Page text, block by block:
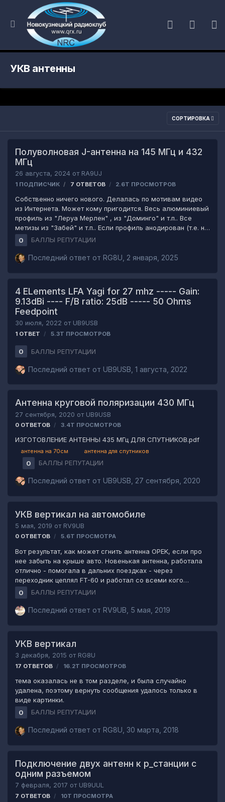
УКВ антенны
СОРТИРОВКА
Полуволновая J-антенна на 145 МГц и 432
МГц
26 августа, 2024 от RA9UJ
1 ПОДПИСЧИК 7 ОТВЕТОВ 2.6Т ПРОСМОТРОВ
Собственно ничего нового. Делалась по мотивам видео
из Интернета. Может кому пригодится. Весь алюминиевый
профиль из "Леруа Мерлен" , из "Доминго" и т.п.. Все
метизы из "Забей" и т.п.. Если профиль анодирован (т.е. не
"прозванивается" цешкой), то все контактные площадки
надо будет фанатично зачистить до голого алюминия.
Гроверные шайбы обязательны. Кузовные шайбы
приветствуются. Настоятельно рекомендую использовать
КСВ на 145 МГц в районе 1.05 КСВ на 432 МГц в районе 2.00
- т.е. как получилось, но работать можно. Пытался на 432
МГц подстроить…
Последний ответ от RG8U 2 января, 2025
0 БАЛЛЫ РЕПУТАЦИИ
4 ELements LFA Yagi for 27 mhz ----- Gain:
9.13dBi ---- F/B ratio: 25dB ----- 50 Ohms
Feedpoint
30 июля, 2022 от UB9USB
1 ОТВЕТ 5.3Т ПРОСМОТРОВ
Последний ответ от UB9USB 1 августа, 2022
0 БАЛЛЫ РЕПУТАЦИИ
Антенна круговой поляризации 430 МГц
27 сентября, 2020 от UB9USB
0 ОТВЕТОВ 3.4Т ПРОСМОТРОВ
ИЗГОТОВЛЕНИЕ АНТЕННЫ 435 МГц ДЛЯ СПУТНИКОВ.pdf
Последний ответ от UB9USB 27 сентября, 2020
антенна на 70см антенна для спутников
0 БАЛЛЫ РЕПУТАЦИИ
УКВ вертикал на автомобиле
5 мая, 2019 от RV9UB
0 ОТВЕТОВ 5.6Т ПРОСМОТРА
Вот результат, как может сгнить антенна OPEK, если про
нее забыть на крыше авто. Новенькая антенна, работала
отлично - помогала в дальних поездках - через
переходник цеплял FT-60 и работал со всеми кого
слышал на 144 и 430. Но последние года три вообще не
использовал - а вчера обнаружил, что там и
использовать уже нечего....кабель также прогнил весь -
до PL разъема. Так что ребята - будьте внимательнее,
Последний ответ от RV9UB 5 мая, 2019
0 БАЛЛЫ РЕПУТАЦИИ
УКВ вертикал
3 декабря, 2015 от RG8U
17 ОТВЕТОВ 16.2Т ПРОСМОТРОВ
тема оказалась не в том разделе, и была случайно
удалена, поэтому вернуть сообщения удалось только в
виде картинки.
Последний ответ от RG8U, 30 марта, 2018
0 БАЛЛЫ РЕПУТАЦИИ
Подключение двух антенн к р_станции с
одним разъемом
7 февраля, 2017 от UB9UUL
7 ОТВЕТОВ 10Т ПРОСМОТРА